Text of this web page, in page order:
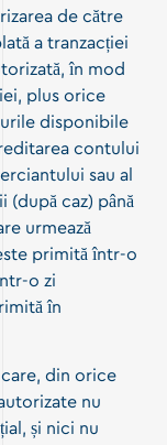
de către
a tranzacției
în mod
plus orice
disponibile
contului
sau al
caz) până
urmează
primită într-o
o zi
în
care, din orice
nu
și nici nu